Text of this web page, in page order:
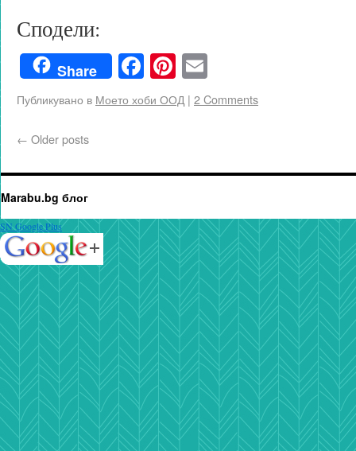
Сподели:
Share Facebook
Pinterest
Публикувано в Моето хоби ООД | 2 Comments
← Older posts
Marabu.bg блог
SN Google Plus